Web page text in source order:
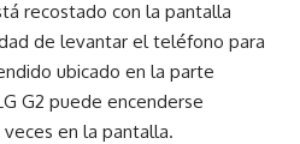
recostado con la pantalla
de levantar el teléfono para
ubicado en la parte
G2 puede encenderse
en la pantalla.